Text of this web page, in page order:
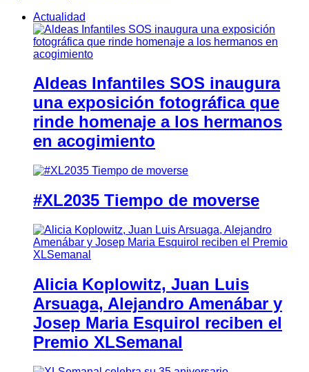
Actualidad
Aldeas Infantiles SOS inaugura
una exposición fotográfica que
rinde homenaje a los hermanos
en acogimiento
#XL2035 Tiempo de moverse
Alicia Koplowitz, Juan Luis
Arsuaga, Alejandro Amenábar y
Josep Maria Esquirol reciben el
Premio XLSemanal